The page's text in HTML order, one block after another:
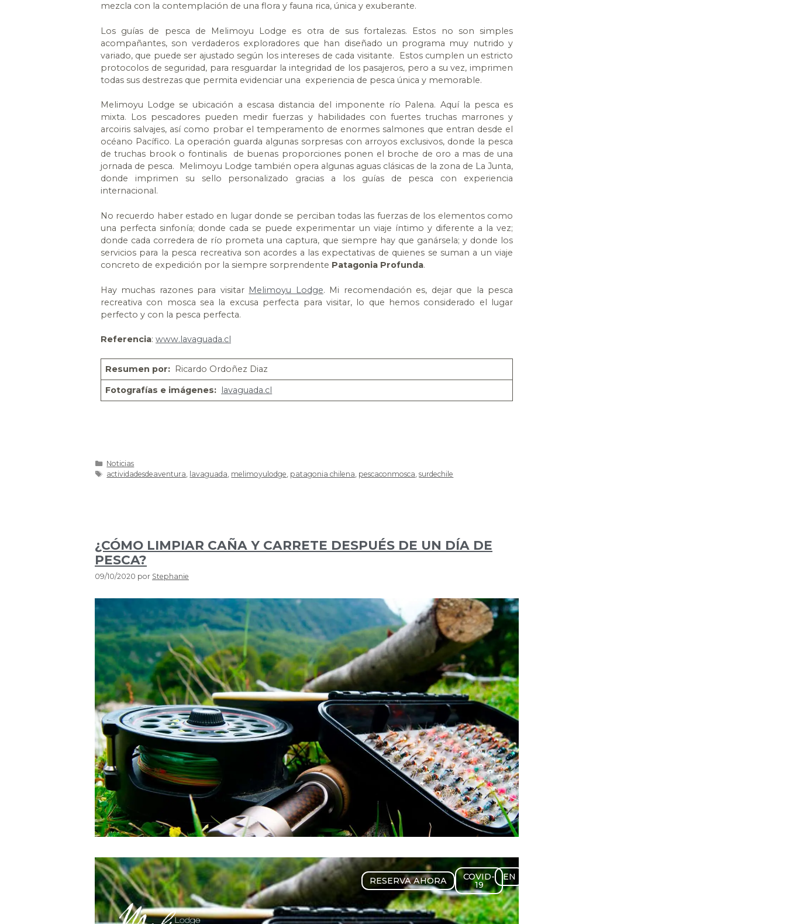
mezcla con la contemplación de una flora y fauna rica, única y exuberante.
Los guías de pesca de Melimoyu Lodge es otra de sus fortalezas. Estos no son simples
acompañantes, son verdaderos exploradores que han diseñado un programa muy nutrido y
variado, que puede ser ajustado según los intereses de cada visitante. Estos cumplen un estricto
protocolos de seguridad, para resguardar la integridad de los pasajeros, pero a su vez, imprimen
todas sus destrezas que permita evidenciar una experiencia de pesca única y memorable.
Melimoyu Lodge se ubicación a escasa distancia del imponente río Palena. Aquí la pesca es
mixta. Los pescadores pueden medir fuerzas y habilidades con fuertes truchas marrones y
arcoiris salvajes, así como probar el temperamento de enormes salmones que entran desde el
océano Pacífico. La operación guarda algunas sorpresas con arroyos exclusivos, donde la pesca
de truchas brook o fontinalis de buenas proporciones ponen el broche de oro a mas de una
jornada de pesca. Melimoyu Lodge también opera algunas aguas clásicas de la zona de La Junta,
donde imprimen su sello personalizado gracias a los guías de pesca con experiencia
internacional.
No recuerdo haber estado en lugar donde se perciban todas las fuerzas de los elementos como
una perfecta sinfonía; donde cada se puede experimentar un viaje íntimo y diferente a la vez;
donde cada corredera de río prometa una captura, que siempre hay que ganársela; y donde los
servicios para la pesca recreativa son acordes a las expectativas de quienes se suman a un viaje
concreto de expedición por la siempre sorprendente Patagonia Profunda.
Hay muchas razones para visitar Melimoyu Lodge. Mi recomendación es, dejar que la pesca
recreativa con mosca sea la excusa perfecta para visitar, lo que hemos considerado el lugar
perfecto y con la pesca perfecta.
Referencia: www.lavaguada.cl
Resumen por: Ricardo Ordoñez Diaz
Fotografías e imágenes: lavaguada.cl
Noticias
actividadesdeaventura, lavaguada, melimoyulodge, patagonia chilena, pescaconmosca,surdechile
¿CÓMO LIMPIAR CAÑA Y CARRETE DESPUÉS DE UN DÍA DE
PESCA?
09/10/2020 por Stephanie
RESERVA AHORA COVID-
19
EN